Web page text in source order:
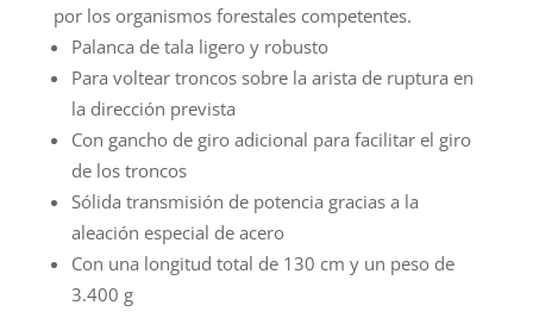
por los organismos forestales competentes.
Palanca de tala ligero y robusto
Para voltear troncos sobre la arista de ruptura en
la dirección prevista
Con gancho de giro adicional para facilitar el giro
de los troncos
Sólida transmisión de potencia gracias a la
aleación especial de acero
Con una longitud total de 130 cm y un peso de
3.400 g